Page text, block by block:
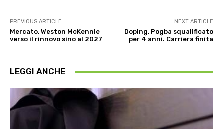
PREVIOUS ARTICLE
Mercato, Weston McKennie
verso il rinnovo sino al 2027
NEXT ARTICLE
Doping, Pogba squalificato
per 4 anni. Carriera finita
LEGGI ANCHE